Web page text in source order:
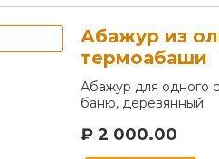
Абажур из
термоабаши
Абажур для одного
баню, деревянный
₽ 2 000.00